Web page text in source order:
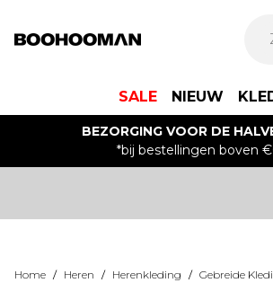
SALE NIEUW
BEZORGING VOOR DE
*bij bestellingen boven
Home / Heren / Herenkleding / Gebreide